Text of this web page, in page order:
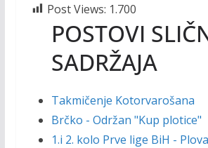
Post Views: 1.700
POSTOVI
SADRŽAJA
Takmičenje Kotorvarošana
Brčko - Održan "Kup plotice"
1.i 2. kolo Prve lige BiH -